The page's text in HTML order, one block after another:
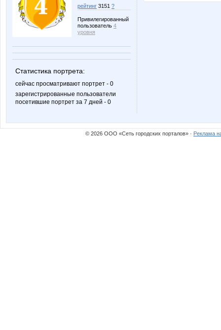
рейтинг 3151 ?
Привилегированный
пользователь 4
уровня
Статистика портрета:
сейчас просматривают портрет - 0
зарегистрированные пользователи
посетившие портрет за 7 дней - 0
© 2026 ООО «Сеть городских порталов» · Реклама